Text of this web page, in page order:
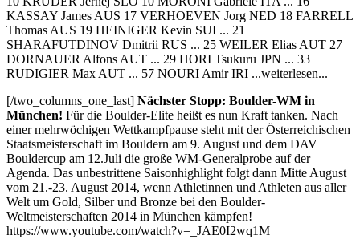
KASSAY James AUS 17 VERHOEVEN Jorg NED 18 FARRELL
Thomas AUS 19 HEINIGER Kevin SUI ... 21
SHARAFUTDINOV Dmitrii RUS ... 25 WEILER Elias AUT 27
DORNAUER Alfons AUT ... 29 HORI Tsukuru JPN ... 33
RUDIGIER Max AUT ... 57 NOURI Amir IRI ...weiterlesen...
[/two_columns_one_last] Nächster Stopp: Boulder-WM in
München! Für die Boulder-Elite heißt es nun Kraft tanken. Nach
einer mehrwöchigen Wettkampfpause steht mit der Österreichischen
Staatsmeisterschaft im Bouldern am 9. August und dem DAV
Bouldercup am 12.Juli die große WM-Generalprobe auf der
Agenda. Das unbestrittene Saisonhighlight folgt dann Mitte August
vom 21.-23. August 2014, wenn Athletinnen und Athleten aus aller
Welt um Gold, Silber und Bronze bei den Boulder-
Weltmeisterschaften 2014 in München kämpfen!
https://www.youtube.com/watch?v=_JAE0I2wq1M